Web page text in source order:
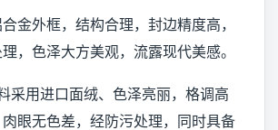
金外框，结构合理，封边精度高，
，色泽大方美观，流露现代美感。
采用进口面绒、色泽亮丽，格调高
眼无色差，经防污处理，同时具备